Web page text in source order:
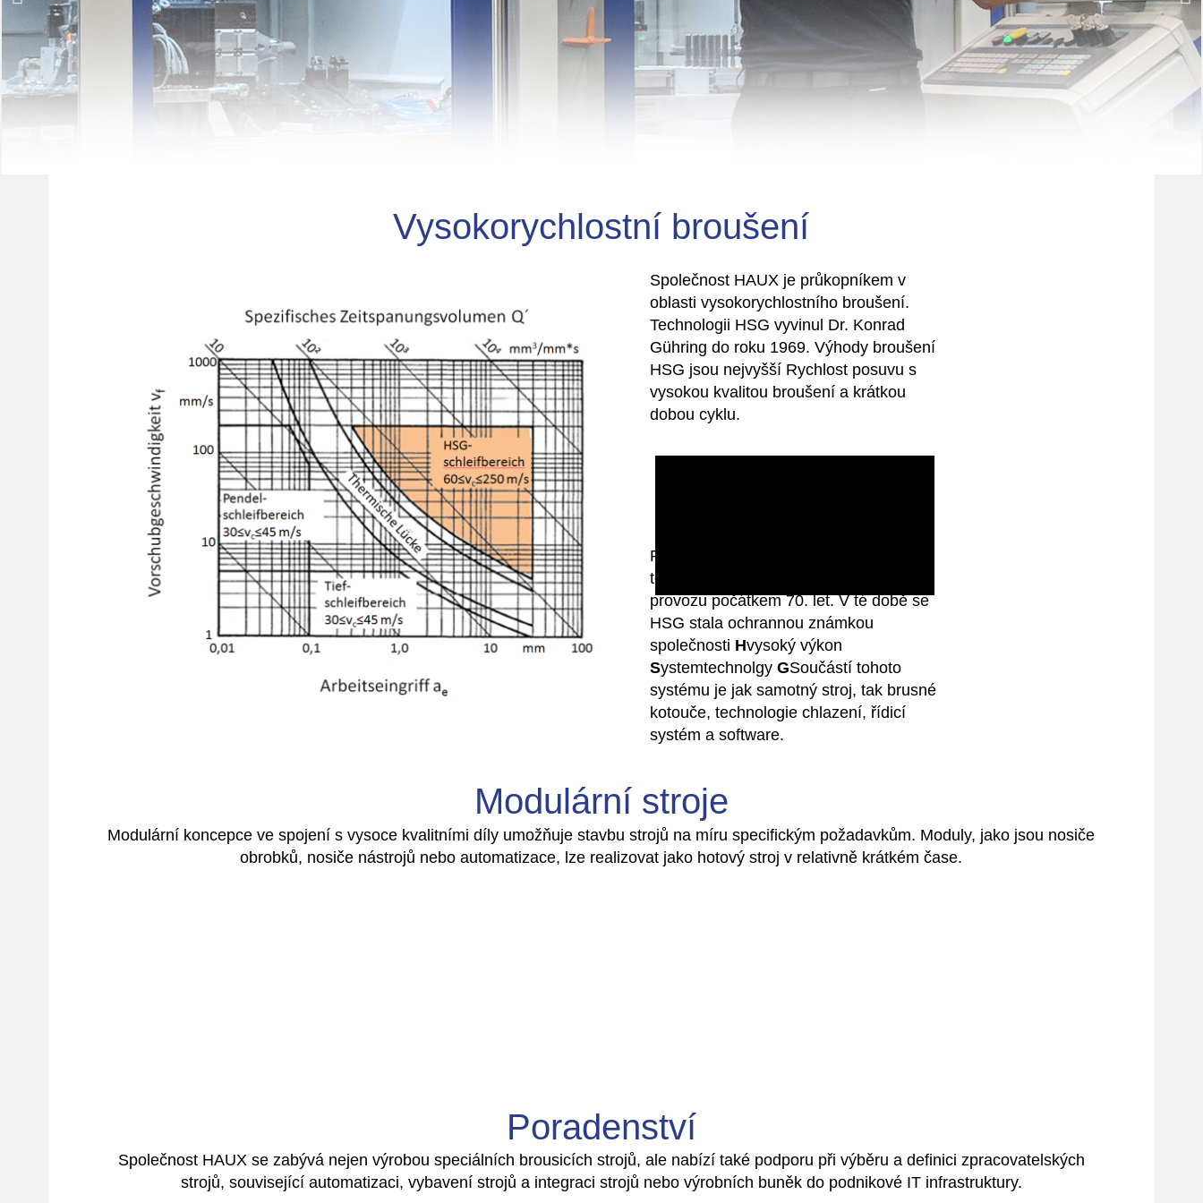
Vysoký výkon
Vysoká rychlost
Vysoký objem
Brusky na
nástroje a
další
Vysokorychlostní broušení
Společnost HAUX je průkopníkem v
oblasti vysokorychlostního broušení.
Technologii HSG vyvinul Dr. Konrad
Gühring do roku 1969. Výhody broušení
HSG jsou nejvyššíRychlost posuvu s
vysokou kvalitou broušení a krátkou
dobou cyklu.
První stroje založené na koncepci
technologie HSG byly uvedeny do
provozu počátkem 70. let. V té době se
HSG stala ochrannou známkou
společnosti Hvysoký výkon
Systemtechnolgy GSoučástí tohoto
systému je jak samotný stroj, tak brusné
kotouče, technologie chlazení, řídicí
systém a software.
Modulární stroje
Modulární koncepce ve spojení s vysoce kvalitními díly umožňuje stavbu strojů na míru specifickým požadavkům. Moduly, jako jsou nosiče
obrobků, nosiče nástrojů nebo automatizace, lze realizovat jako hotový stroj v relativně krátkém čase.
Poradenství
Společnost HAUX se zabývá nejen výrobou speciálních brousicích strojů, ale nabízí také podporu při výběru a definici zpracovatelských
strojů, související automatizaci, vybavení strojů a integraci strojů nebo výrobních buněk do podnikové IT infrastruktury.